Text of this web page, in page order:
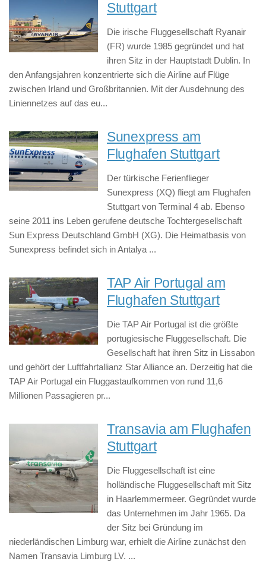
Stuttgart
Die irische Fluggesellschaft Ryanair
(FR) wurde 1985 gegründet und hat
ihren Sitz in der Hauptstadt Dublin. In
den Anfangsjahren konzentrierte sich die Airline auf Flüge
zwischen Irland und Großbritannien. Mit der Ausdehnung des
Liniennetzes auf das eu...
Sunexpress am
Flughafen Stuttgart
Der türkische Ferienflieger
Sunexpress (XQ) fliegt am Flughafen
Stuttgart von Terminal 4 ab. Ebenso
seine 2011 ins Leben gerufene deutsche Tochtergesellschaft
Sun Express Deutschland GmbH (XG). Die Heimatbasis von
Sunexpress befindet sich in Antalya ...
TAP Air Portugal am
Flughafen Stuttgart
Die TAP Air Portugal ist die größte
portugiesische Fluggesellschaft. Die
Gesellschaft hat ihren Sitz in Lissabon
und gehört der Luftfahrtallianz Star Alliance an. Derzeitig hat die
TAP Air Portugal ein Fluggastaufkommen von rund 11,6
Millionen Passagieren pr...
Transavia am Flughafen
Stuttgart
Die Fluggesellschaft ist eine
holländische Fluggesellschaft mit Sitz
in Haarlemmermeer. Gegründet wurde
das Unternehmen im Jahr 1965. Da
der Sitz bei Gründung im
niederländischen Limburg war, erhielt die Airline zunächst den
Namen Transavia Limburg LV. ...